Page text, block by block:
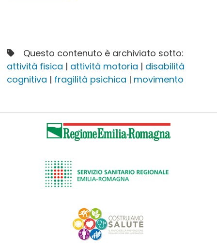
Questo contenuto è archiviato sotto:
attività fisica | attività motoria | disabilità
cognitiva | fragilità psichica | movimento